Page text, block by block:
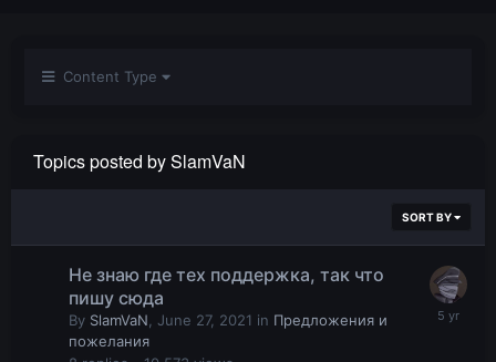
Content Type
Topics posted by SlamVaN
SORT BY
Не знаю где тех поддержка, так что
пишу сюда
By SlamVaN June 27, 2021 in Предложения и
пожелания